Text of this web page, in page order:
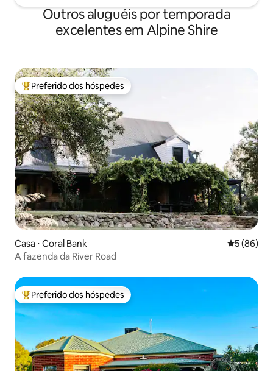
Outros aluguéis por temporada
excelentes em Alpine Shire
Entre os melhores preferidos dos hóspedes
Preferido dos hóspedes
Casa ⋅ Coral Bank 5 de uma
5 (86)
A fazenda da River Road
Entre os melhores preferidos dos hóspedes
Preferido dos hóspedes